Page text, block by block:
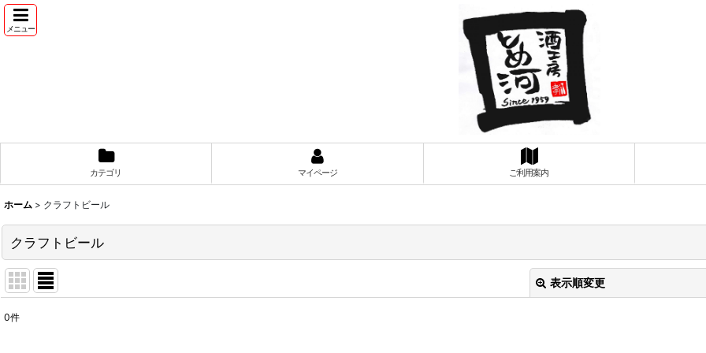
メニュー
カテゴリ マイページ ご利用案内
ホーム > クラフトビール
クラフトビール
表示順変更
0件